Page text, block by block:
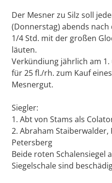
Der Mesner zu Silz soll
(Donnerstag) abends nach
1/4 Std. mit der großen
läuten.
Verkündiung jährlich am
für 25 fl./rh. zum Kauf
Mesnergut.
Siegler:
1. Abt von Stams als
2. Abraham Staiberwalder,
Petersberg
Beide roten Schalensiegel
Siegelschale sind